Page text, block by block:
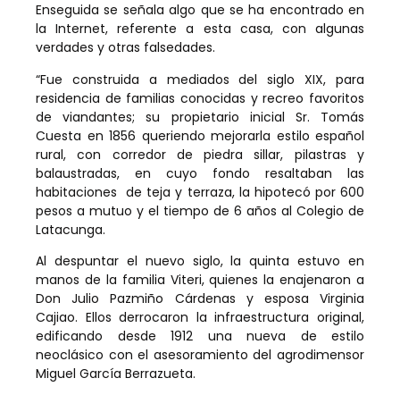
Enseguida se señala algo que se ha encontrado en
la Internet, referente a esta casa, con algunas
verdades y otras falsedades.
“Fue construida a mediados del siglo XIX, para
residencia de familias conocidas y recreo favoritos
de viandantes; su propietario inicial Sr. Tomás
Cuesta en 1856 queriendo mejorarla estilo español
rural, con corredor de piedra sillar, pilastras y
balaustradas, en cuyo fondo resaltaban las
habitaciones de teja y terraza, la hipotecó por 600
pesos a mutuo y el tiempo de 6 años al Colegio de
Latacunga.
Al despuntar el nuevo siglo, la quinta estuvo en
manos de la familia Viteri, quienes la enajenaron a
Don Julio Pazmiño Cárdenas y esposa Virginia
Cajiao. Ellos derrocaron la infraestructura original,
edificando desde 1912 una nueva de estilo
neoclásico con el asesoramiento del agrodimensor
Miguel García Berrazueta.